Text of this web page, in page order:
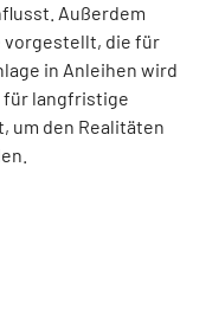
Außerdem
vorgestellt, die für
in Anleihen wird
für langfristige
um den Realitäten